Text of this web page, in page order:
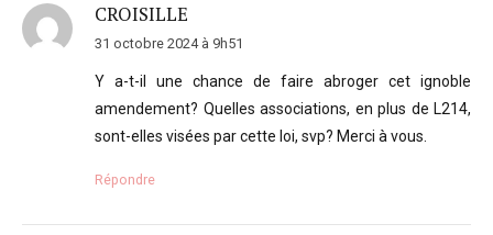
CROISILLE
31 octobre 2024 à 9h51
Y a-t-il une chance de faire abroger cet ignoble
amendement? Quelles associations, en plus de L214,
sont-elles visées par cette loi, svp? Merci à vous.
Répondre